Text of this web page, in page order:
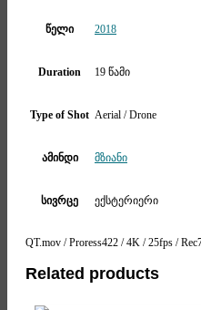
წელი 2018
Duration 19 წამი
Type of Shot Aerial / Drone
ამინდი მზიანი
სივრცე ექსტერიერი
QT.mov / Proress422 / 4K / 25fps /
Related products